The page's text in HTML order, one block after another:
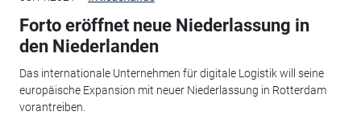
Forto eröffnet neue Niederlassung in
den Niederlanden
Das internationale Unternehmen für digitale Logistik will seine
europäische Expansion mit neuer Niederlassung in Rotterdam
vorantreiben.